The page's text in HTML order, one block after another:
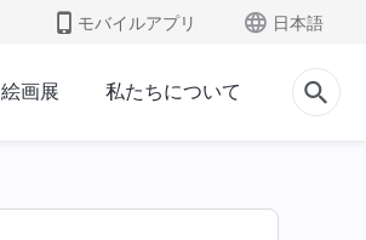
モバイルアプリ 日本語
絵画展 私たちについて
日々の神の御言葉: 神の働きを